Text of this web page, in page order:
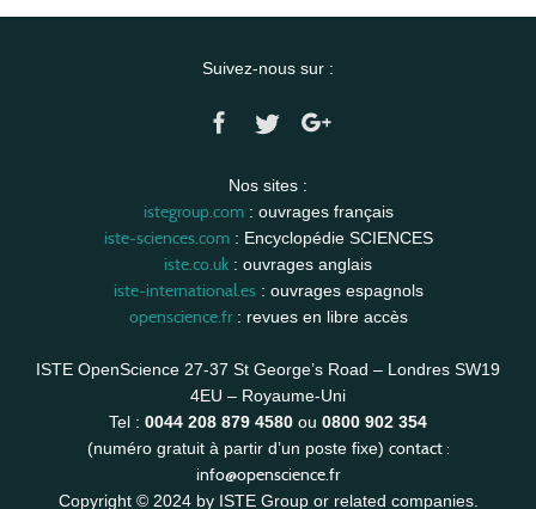
Suivez-nous sur :
Nos sites :
istegroup.com: ouvrages français
iste-sciences.com: Encyclopédie SCIENCES
iste.co.uk : ouvrages anglais
iste-international.es: ouvrages espagnols
openscience.fr: revues en libre accès
ISTE OpenScience 27-37 St George’s Road – Londres SW19
4EU – Royaume-Uni
Tel : 0044 208 879 4580 ou 0800 902 354
(numéro gratuit à partir d’un poste fixe) contact :
info@openscience.fr
Copyright © 2024 by ISTE Group or related companies.